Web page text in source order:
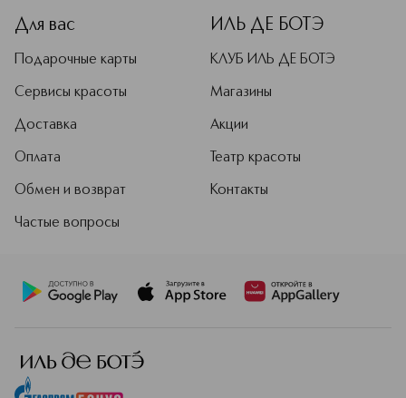
Для вас
Подарочные карты
Сервисы красоты
Доставка
Оплата
Обмен и возврат
Частые вопросы
ИЛЬ ДЕ БОТЭ
КЛУБ ИЛЬ ДЕ БОТЭ
Магазины
Акции
Театр красоты
Контакты